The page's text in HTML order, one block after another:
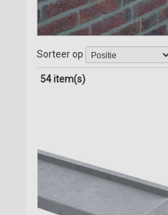
Sorteer op
54 item(s)